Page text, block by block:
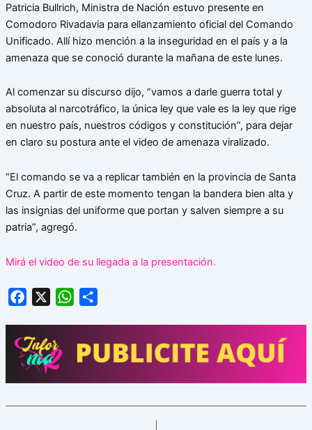
Patricia Bullrich, Ministra de Nación estuvo presente en
Comodoro Rivadavia para ellanzamiento oficial del Comando
Unificado. Allí hizo mención a la inseguridad en el país y a la
amenaza que se conoció durante la mañana de este lunes.
Al comenzar su discurso dijo, “vamos a darle guerra total y
absoluta al narcotráfico, la única ley que vale es la ley que rige
en nuestro país, nuestros códigos y constitución”, para dejar
en claro su postura ante el video de amenaza viralizado.
“El comando se va a replicar también en la provincia de Santa
Cruz. A partir de este momento tengan la bandera bien alta y
las insignias del uniforme que portan y salven siempre a su
patria”, agregó.
Mirá el video de su llegada a la presentación.
Facebook WhatsApp